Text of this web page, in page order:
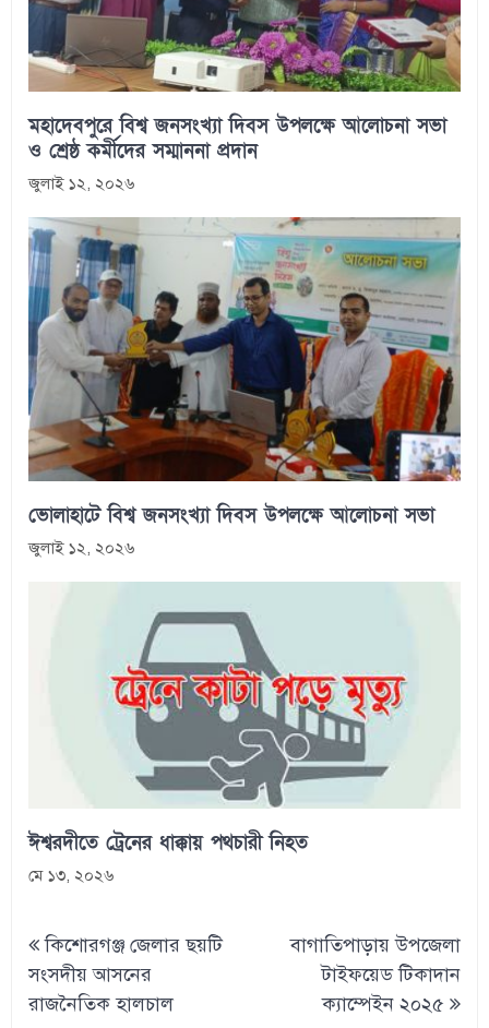
মহাদেবপুরে বিশ্ব জনসংখ্যা দিবস উপলক্ষে আলোচনা সভা
ও শ্রেষ্ঠ কর্মীদের সম্মাননা প্রদান
জুলাই ১২, ২০২৬
ভোলাহাটে বিশ্ব জনসংখ্যা দিবস উপলক্ষে আলোচনা সভা
জুলাই ১২, ২০২৬
ঈশ্বরদীতে ট্রেনের ধাক্কায় পথচারী নিহত
মে ১৩, ২০২৬
Post
navigation
কিশোরগঞ্জ জেলার ছয়টি
সংসদীয় আসনের
রাজনৈতিক হালচাল
বাগাতিপাড়ায় উপজেলা
টাইফয়েড টিকাদান
ক্যাম্পেইন ২০২৫